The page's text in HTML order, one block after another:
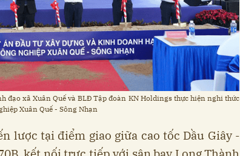
xã Xuân Quế và BLĐ Tập đoàn KN Holdings thực hiện nghi thức
Xuân Quế - Sông Nhạn
lược tại điểm giao giữa cao tốc Dầu Giây -